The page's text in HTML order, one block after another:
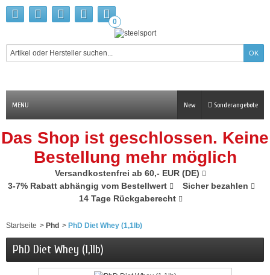
0
MENU Sonderangebote
New
Das Shop ist geschlossen. Keine
Bestellung mehr möglich
Versandkostenfrei ab 60,- EUR (DE)
3-7% Rabatt abhängig vom Bestellwert
Sicher bezahlen
14 Tage Rückgaberecht
Startseite > Phd > PhD Diet Whey (1,1lb)
PhD Diet Whey (1,1lb)